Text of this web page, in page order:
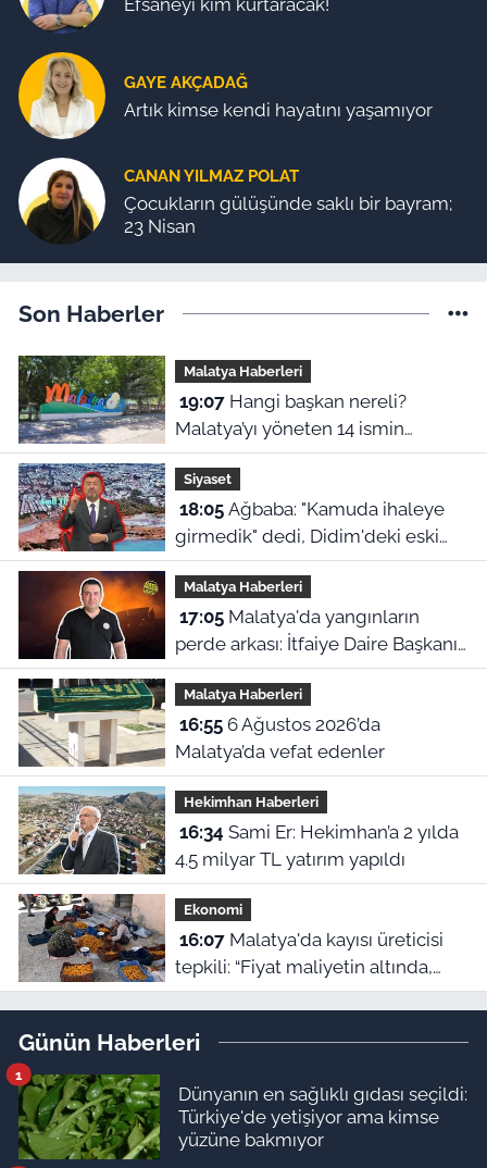
GAYE AKÇADAĞ
Artık kimse kendi hayatını yaşamıyor
CANAN YILMAZ POLAT
Çocukların gülüşünde saklı bir bayram;
23 Nisan
Son Haberler
Malatya Haberleri
19:07Hangi başkan nereli?
Malatya’yı yöneten 14 ismin
şaşırtan memleket haritası
Siyaset
18:05Ağbaba: "Kamuda ihaleye
girmedik" dedi, Didim'deki eski
ihale iddiaları yeniden gündeme
geldi
Malatya Haberleri
17:05Malatya'da yangınların
perde arkası: İtfaiye Daire Başkanı
en büyük hatayı açıkladı
Malatya Haberleri
16:556 Ağustos 2026’da
Malatya’da vefat edenler
Hekimhan Haberleri
16:34
4.5 milyar TL yatırım yapıldı
Ekonomi
16:07Malatya'da kayısı üreticisi
tepkili: “Fiyat maliyetin altında,
TMO neyi bekliyor?”
Günün Haberleri
Dünyanın en sağlıklı gıdası seçildi:
Türkiye'de yetişiyor ama kimse
yüzüne bakmıyor
1